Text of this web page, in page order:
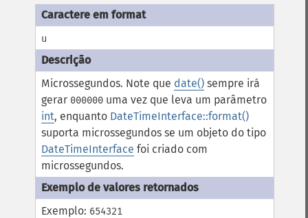
u
Microssegundos. Note que date() sempre irá
gerar 000000 uma vez que leva um parâmetro
int, enquanto DateTimeInterface::format()
suporta microssegundos se um objeto do tipo
DateTimeInterface foi criado com
microssegundos.
Exemplo: 654321